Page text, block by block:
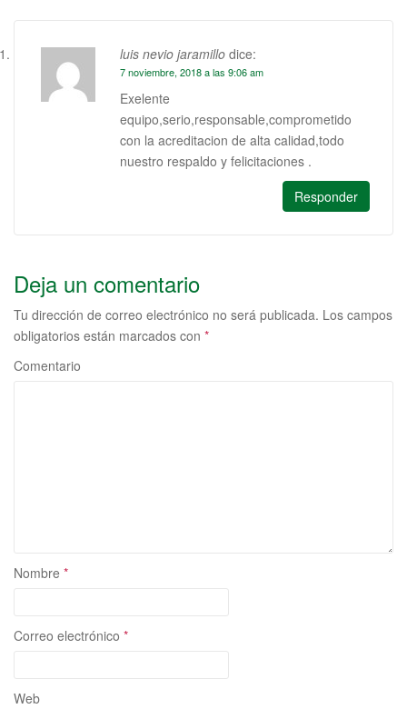
luis nevio jaramillo dice:
7 noviembre, 2018 a las 9:06 am
Exelente
equipo,serio,responsable,comprometido
con la acreditacion de alta calidad,todo
nuestro respaldo y felicitaciones .
Responder
Deja un comentario
Tu dirección de correo electrónico no será publicada. Los campos
obligatorios están marcados con *
Comentario
Nombre *
Correo electrónico *
Web